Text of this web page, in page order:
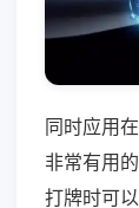
同时应用
非常有用
打牌时可